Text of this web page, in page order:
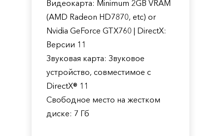
Видеокарта: Minimum 2GB VRAM
(AMD Radeon HD7870, etc) or
Nvidia GeForce GTX760 | DirectX:
Версии 11
Звуковая карта: Звуковое
устройство, совместимое с
DirectX® 11
Свободное место на жестком
диске: 7 Гб